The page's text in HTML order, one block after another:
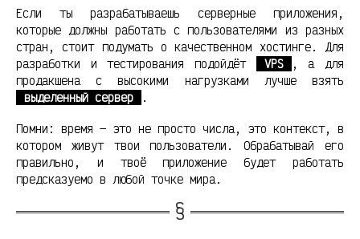
Если ты разрабатываешь серверные приложения,
которые должны работать с пользователями из разных
стран, стоит подумать о качественном хостинге. Для
разработки и тестирования подойдёт
VPS
, а для
продакшена с высокими нагрузками лучше взять
выделенный сервер
.
Помни: время — это не просто числа, это контекст, в
котором живут твои пользователи. Обрабатывай его
правильно, и твоё приложение будет работать
предсказуемо в любой точке мира.